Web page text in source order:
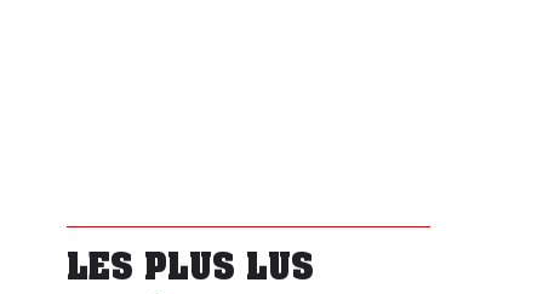
LES PLUS LUS